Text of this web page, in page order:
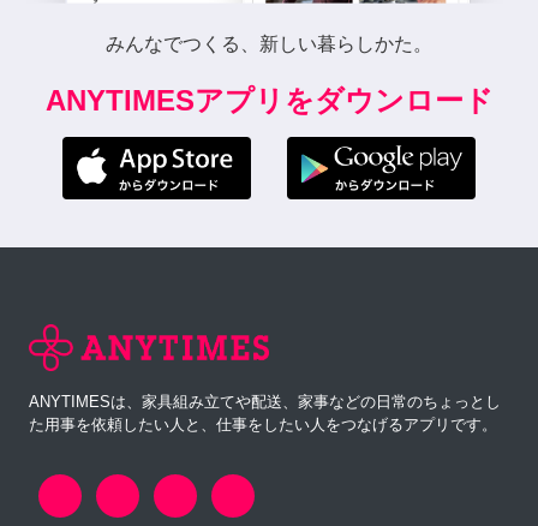
みんなでつくる、新しい暮らしかた。
ANYTIMESアプリをダウンロード
ANYTIMESは、家具組み立てや配送、家事などの日常のちょっとし
た用事を依頼したい人と、仕事をしたい人をつなげるアプリです。